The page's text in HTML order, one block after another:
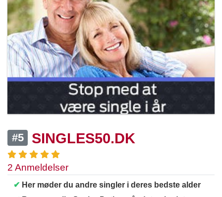
#5 SINGLES50.DK
2 Anmeldelser
✔ Her møder du andre singler i deres bedste alder